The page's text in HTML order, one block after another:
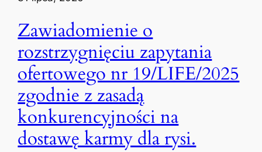
Zawiadomienie o
rozstrzygnięciu zapytania
ofertowego nr 19/LIFE/2025
zgodnie z zasadą
konkurencyjności na
dostawę karmy dla rysi.